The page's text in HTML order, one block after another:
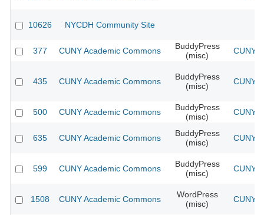
10626 NYCDH Community Site
377 CUNY Academic Commons
BuddyPress
(misc)
CUNY
435 CUNY Academic Commons
BuddyPress
(misc)
CUNY
500 CUNY Academic Commons
BuddyPress
(misc)
CUNY
635 CUNY Academic Commons
BuddyPress
(misc)
CUNY
599 CUNY Academic Commons
BuddyPress
(misc)
CUNY
1508 CUNY Academic Commons
WordPress
(misc)
CUNY